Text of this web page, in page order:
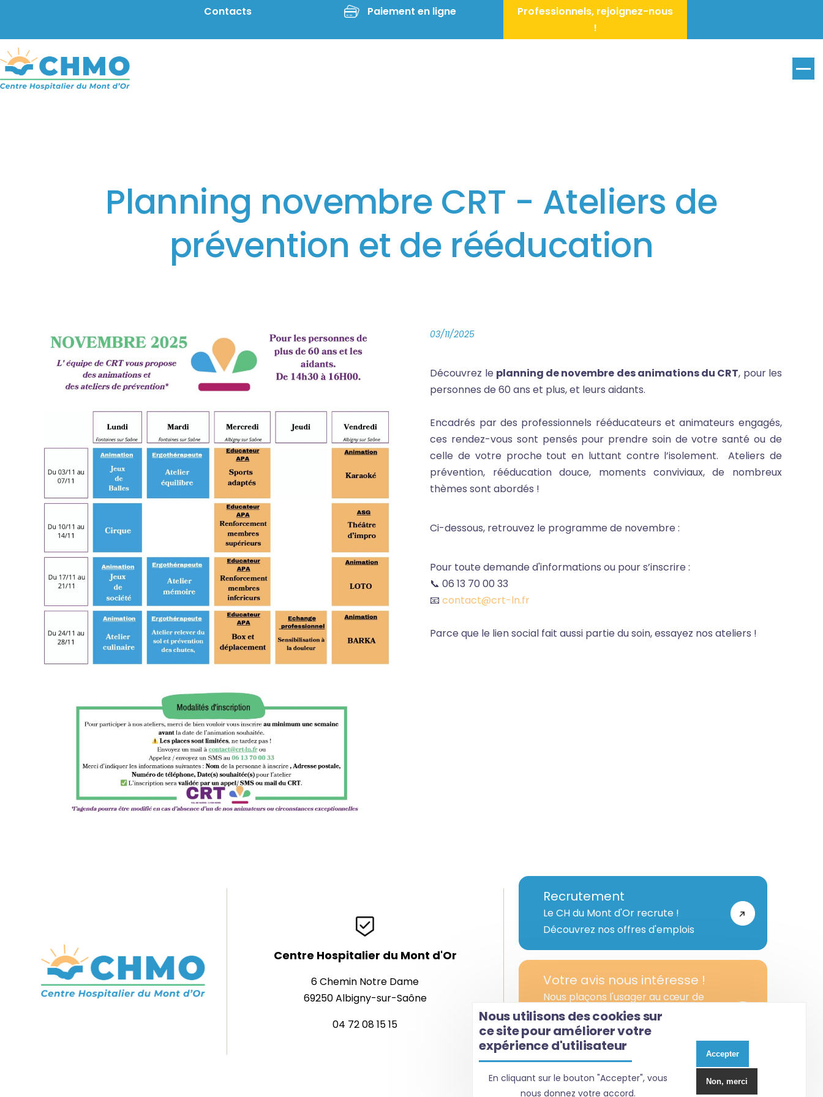
Contacts Paiement en ligne
Professionnels, rejoignez-nous
!
Planning novembre CRT - Ateliers de
prévention et de rééducation
03/11/2025
Découvrez le planning de novembre des animations du CRT, pour les
personnes de 60 ans et plus, et leurs aidants.
Encadrés par des professionnels rééducateurs et animateurs engagés,
ces rendez-vous sont pensés pour prendre soin de votre santé ou de
celle de votre proche tout en luttant contre l’isolement. Ateliers de
prévention, rééducation douce, moments conviviaux, de nombreux
thèmes sont abordés !
Ci-dessous, retrouvez le programme de novembre :
Pour toute demande d'informations ou pour s’inscrire :
📞 06 13 70 00 33
📧 contact@crt-ln.fr
Parce que le lien social fait aussi partie du soin, essayez nos ateliers !
Centre Hospitalier du Mont d'Or
6 Chemin Notre Dame
69250 Albigny-sur-Saône
04 72 08 15 15
Recrutement
Le CH du Mont d'Or recrute !
Découvrez nos offres d'emplois
Votre avis nous intéresse !
Nous plaçons l'usager au cœur de
notre démarche d’amélioration
continue de la qualité de notre
établissement.
Nous utilisons des cookies sur
ce site pour améliorer votre
expérience d'utilisateur
En cliquant sur le bouton "Accepter", vous
nous donnez votre accord.
Accepter
Non, merci